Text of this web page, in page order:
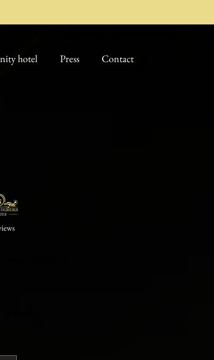
hotel Press Contact